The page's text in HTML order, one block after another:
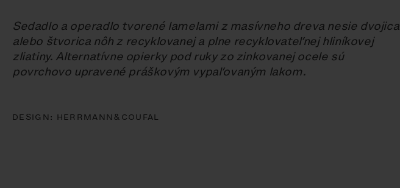
Sedadlo a operadlo tvorené lamelami z masívneho dreva nesie dvojica
alebo štvorica nôh z recyklovanej a plne recyklovateľnej hliníkovej
zliatiny. Alternatívne opierky pod ruky zo zinkovanej ocele sú
povrchovo upravené práškovým vypaľovaným lakom.
DESIGN: HERRMANN&COUFAL